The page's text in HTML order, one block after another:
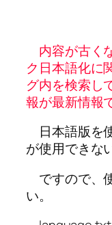
内容が古く
ク日本語化に
グ内を検索し
報が最新情報
日本語版を
が使用できな
ですので、
い。